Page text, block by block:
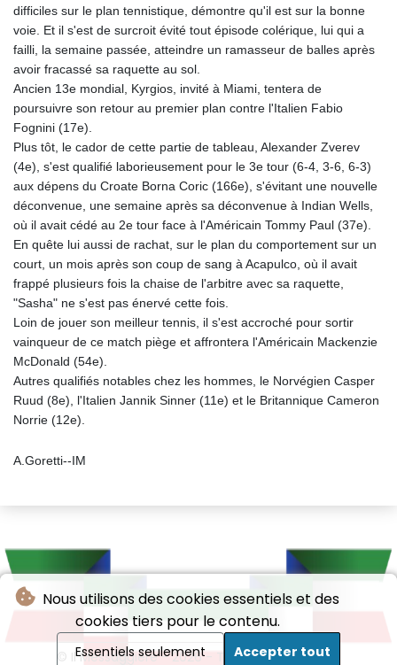
Nous utilisons des cookies essentiels et des
cookies tiers pour le contenu.
Essentiels seulement Accepter tout
difficiles sur le plan tennistique, démontre qu'il est sur la bonne
voie. Et il s'est de surcroit évité tout épisode colérique, lui qui a
failli, la semaine passée, atteindre un ramasseur de balles après
avoir fracassé sa raquette au sol.
Ancien 13e mondial, Kyrgios, invité à Miami, tentera de
poursuivre son retour au premier plan contre l'Italien Fabio
Fognini (17e).
Plus tôt, le cador de cette partie de tableau, Alexander Zverev
(4e), s'est qualifié laborieusement pour le 3e tour (6-4, 3-6, 6-3)
aux dépens du Croate Borna Coric (166e), s'évitant une nouvelle
déconvenue, une semaine après sa déconvenue à Indian Wells,
où il avait cédé au 2e tour face à l'Américain Tommy Paul (37e).
En quête lui aussi de rachat, sur le plan du comportement sur un
court, un mois après son coup de sang à Acapulco, où il avait
frappé plusieurs fois la chaise de l'arbitre avec sa raquette,
"Sasha" ne s'est pas énervé cette fois.
Loin de jouer son meilleur tennis, il s'est accroché pour sortir
vainqueur de ce match piège et affrontera l'Américain Mackenzie
McDonald (54e).
Autres qualifiés notables chez les hommes, le Norvégien Casper
Ruud (8e), l'Italien Jannik Sinner (11e) et le Britannique Cameron
Norrie (12e).
A.Goretti--IM
© Il Messaggiere - 2026 - Tous droits réservés